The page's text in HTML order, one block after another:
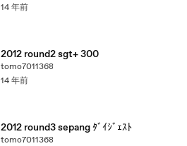
14 年前
2012 round2 sgt+ 300
tomo7011368
14 年前
2012 round3 sepang ﾀﾞｲｼﾞｪｽﾄ
tomo7011368